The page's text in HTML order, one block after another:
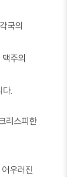
국의
주의
다.
리스피한
우러진